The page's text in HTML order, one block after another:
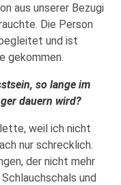
aus unserer Bezugi
Die Person
und ist
gekommen.
so lange im
dauern wird?
weil ich nicht
nur schrecklich.
der nicht mehr
und